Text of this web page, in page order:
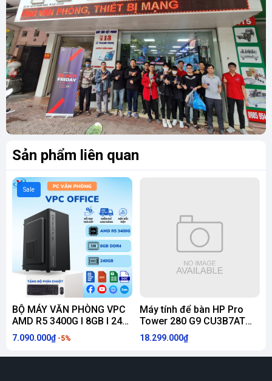
Sản phẩm liên quan
Sale
BỘ MÁY VĂN PHÒNG VPC
AMD R5 3400G I 8GB I 240
SSD I VEGA 8
7.090.000₫ -5%
Máy tính để bàn HP Pro
Tower 280 G9 CU3B7AT
(Intel Core i5-12500 | 8 GB
| 256 GB | Intel UHD
Graphics 770 | Win 11
18.299.000₫